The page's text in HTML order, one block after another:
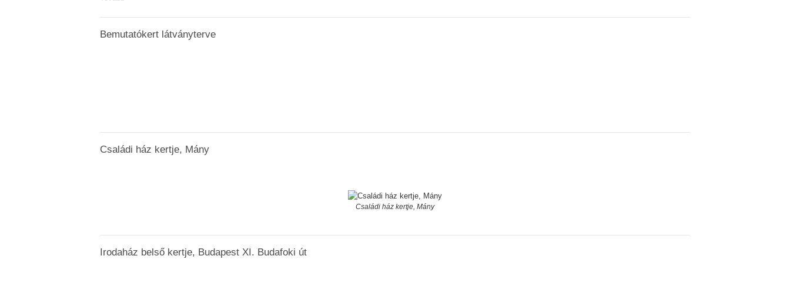
Bemutatókert látványterve
Családi ház kertje, Mány
Családi ház kertje, Mány
Irodaház belső kertje, Budapest XI. Budafoki út